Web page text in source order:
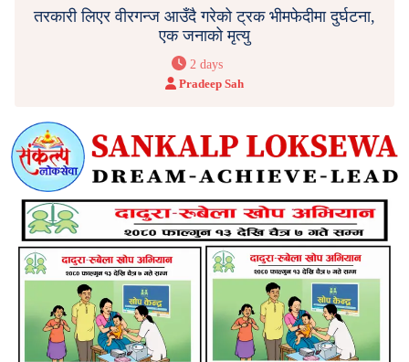
तरकारी लिएर वीरगन्ज आउँदै गरेको ट्रक भीमफेदीमा दुर्घटना,
एक जनाको मृत्यु
2 days
Pradeep Sah